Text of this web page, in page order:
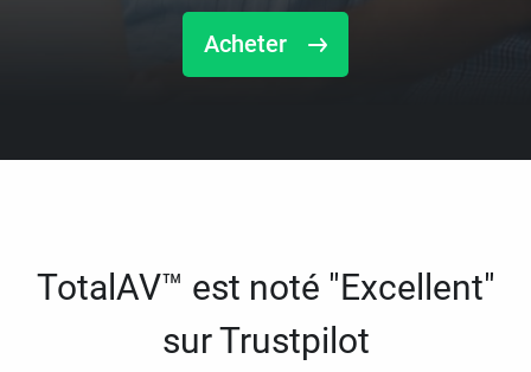
Acheter
TotalAV™ est noté "Excellent"
sur Trustpilot